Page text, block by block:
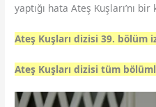
yaptığı hata Ateş Kuşları’nı
Ateş Kuşları dizisi 39. bölüm
Ateş Kuşları dizisi tüm